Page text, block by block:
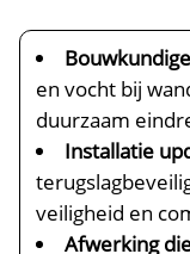
en vocht bij
duurzaam
Installatie
veiligheid en
Afwerking